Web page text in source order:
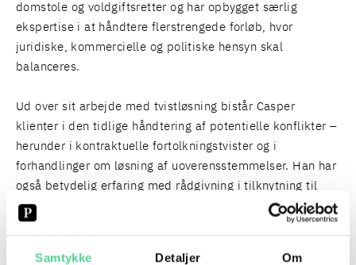
Samtykke Detaljer Om
domstole og voldgiftsretter og har opbygget særlig
ekspertise i at håndtere flerstrengede forløb, hvor
juridiske, kommercielle og politiske hensyn skal
balanceres.
Ud over sit arbejde med tvistløsning bistår Casper
klienter i den tidlige håndtering af potentielle konflikter –
herunder i kontraktuelle fortolkningstvister og i
forhandlinger om løsning af uoverensstemmelser. Han har
også betydelig erfaring med rådgivning i tilknytning til
store offentlige bygge- og udviklingsprojekter, hvor der
stilles høje krav til både strategisk rådgivning og juridisk